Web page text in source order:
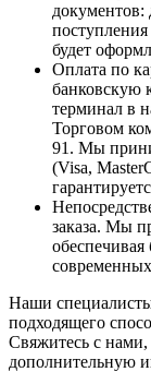
документов:
будет
Оплата по
банковскую
терминал в
Торговом
91. Мы
(Visa,
заказа. Мы
Наши
подходящего
Свяжитесь с
дополнительную